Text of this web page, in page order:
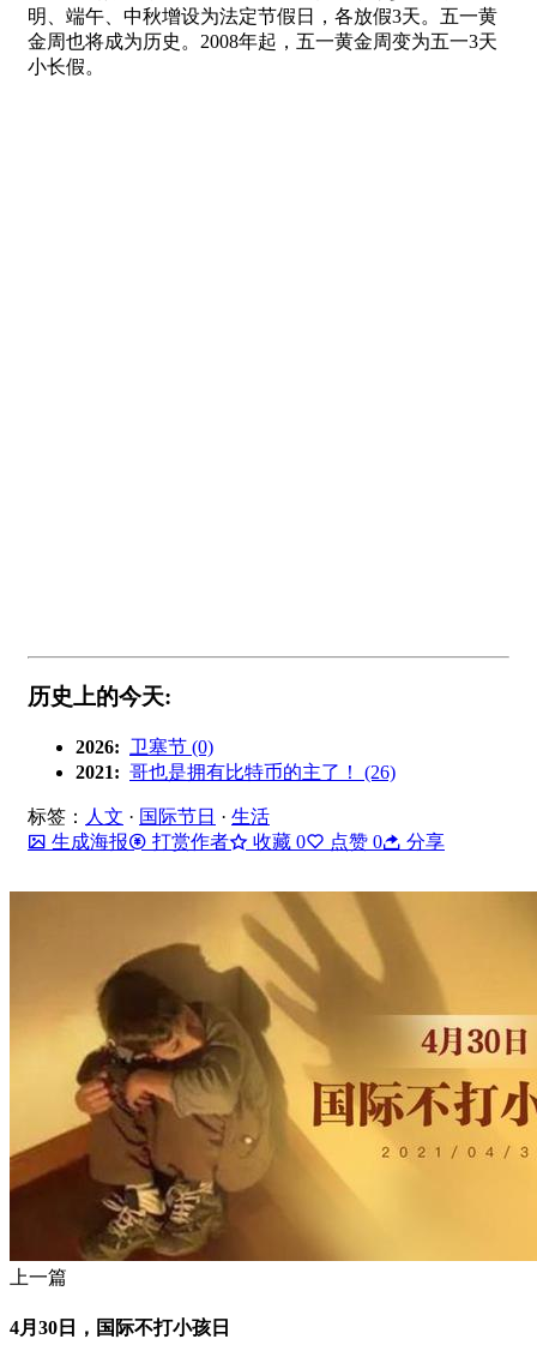
明、端午、中秋增设为法定节假日，各放假3天。五一黄
金周也将成为历史。2008年起，五一黄金周变为五一3天
小长假。
历史上的今天:
2026: 卫塞节 (0)
2021: 哥也是拥有比特币的主了！ (26)
标签： 人文 · 国际节日 · 生活
生成海报
打赏作者 收藏 0 点赞 0 分享
上一篇
4月30日，国际不打小孩日